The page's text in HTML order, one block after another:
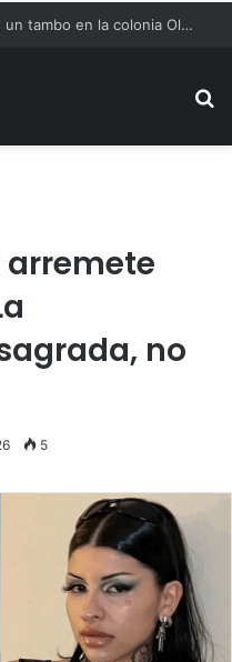
Fue desaparecido y dejado en un tambo en la colonia Olivia Espinoza
no
5